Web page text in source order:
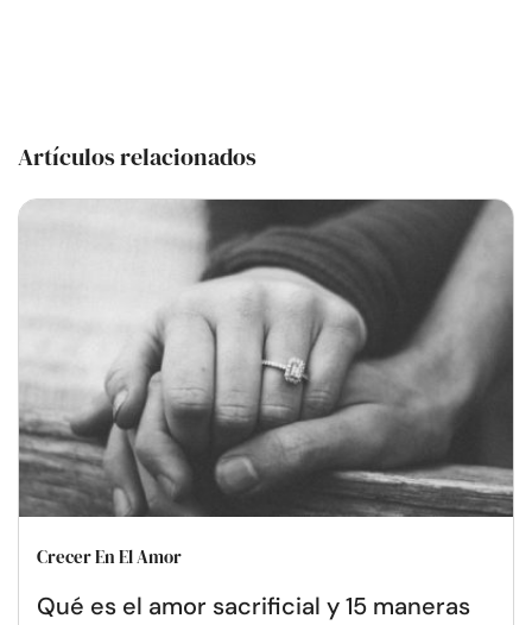
Artículos relacionados
Crecer En El Amor
Qué es el amor sacrificial y 15 maneras